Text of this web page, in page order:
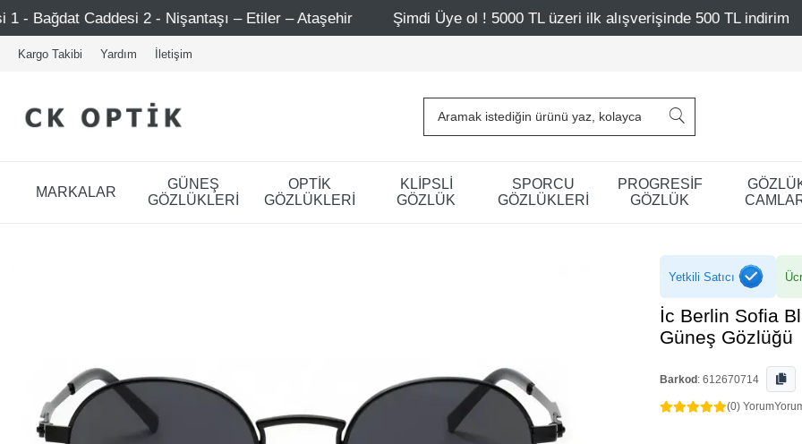
2 - Nişantaşı – Etiler – Ataşehir Şimdi Üye ol ! 5000 TL üzeri ilk alışverişinde 500 TL indirim
Kargo Takibi Yardım İletişim
MARKALAR
GÜNEŞ
GÖZLÜKLERİ
OPTİK
GÖZLÜKLERİ
KLİPSLİ
GÖZLÜK
SPORCU
GÖZLÜKLERİ
PROGRESİF
GÖZLÜK
Yetkili Satıcı
İc Berlin Sofia
Güneş Gözlüğü
Barkod : 612670714
(0) Yorum